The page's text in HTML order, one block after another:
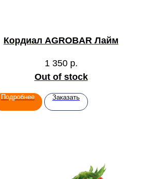
Кордиал AGROBAR Лайм
1 350 р.
Out of stock
Подробнее Заказать